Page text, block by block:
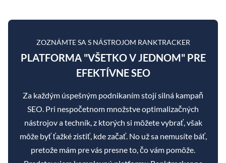
ZOZNÁMTE SA S NÁSTROJOM RANKTRACKER
PLATFORMA "VŠETKO V JEDNOM" PRE
EFEKTÍVNE SEO
Za každým úspešným podnikaním stojí silná kampaň
SEO. Pri nespočetnom množstve optimalizačných
nástrojov a techník, z ktorých si môžete vybrať, však
môže byť ťažké zistiť, kde začať. No už sa nemusíte báť,
pretože mám pre vás presne to, čo vám pomôže.